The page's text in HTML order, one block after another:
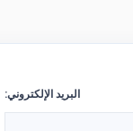
البريد الإلكتروني: